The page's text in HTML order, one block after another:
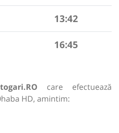
13:42
16:45
care efectuează
HD, amintim: